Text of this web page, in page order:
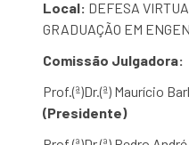
Local: DEFESA
GRADUAÇÃO EM
Comissão Julgadora:
Prof.(ª)Dr.(ª) Maurício
(Presidente)